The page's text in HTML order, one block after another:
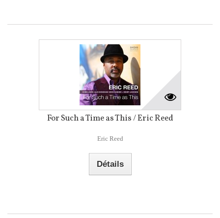
For Such a Time as This / Eric Reed
Eric Reed
Détails